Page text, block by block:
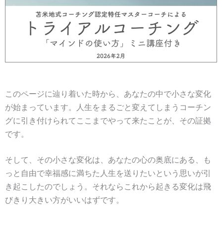
このページに辿り着いた時から、あなたの中で小さな変化
が始まっています。人生をまるごと変えてしまうコーチン
グに引き付けられてここまでやって来たことが、その証拠
です。
そして、その小さな変化は、あなたの心の奥底にある、
も
っと自由で幸福感に満ちた人生を送りたいという思いが引
き起こしたのでしょう。それならこれから起きる変化は飛
びきり大きい方がいいはずです。